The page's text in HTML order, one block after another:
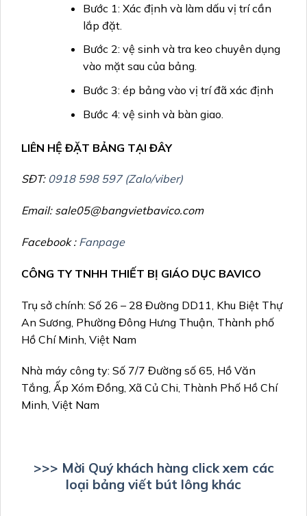
Bước 1: Xác định và làm dấu vị trí cần
lắp đặt.
Bước 2: vệ sinh và tra keo chuyên dụng
vào mặt sau của bảng.
Bước 3: ép bảng vào vị trí đã xác định
Bước 4: vệ sinh và bàn giao.
LIÊN HỆ ĐẶT BẢNG TẠI ĐÂY
SĐT: 0918 598 597 (Zalo/viber)
Email: sale05@bangvietbavico.com
Facebook : Fanpage
CÔNG TY TNHH THIẾT BỊ GIÁO DỤC BAVICO
Trụ sở chính: Số 26 – 28 Đường DD11, Khu Biệt Thự
An Sương, Phường Đông Hưng Thuận, Thành phố
Hồ Chí Minh, Việt Nam
Nhà máy công ty: Số 7/7 Đường số 65, Hồ Văn
Tắng, Ấp Xóm Đồng, Xã Củ Chi, Thành Phố Hồ Chí
Minh, Việt Nam
>>> Mời Quý khách hàng click xem các
loại bảng viết bút lông khác